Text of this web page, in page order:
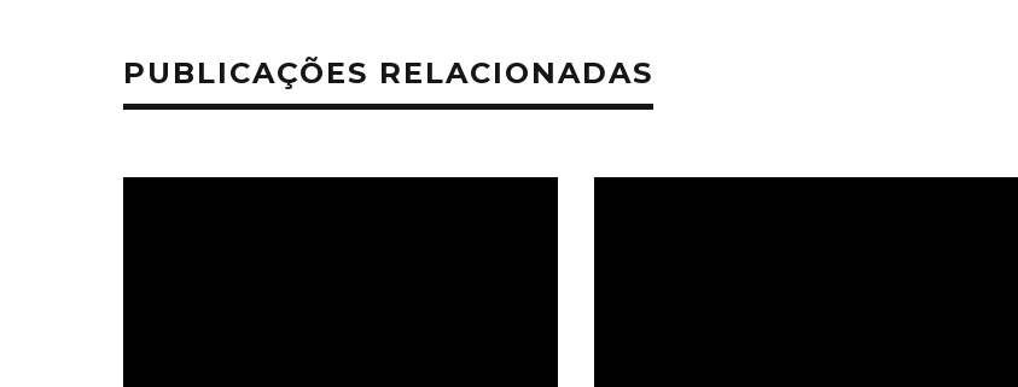
PUBLICAÇÕES RELACIONADAS